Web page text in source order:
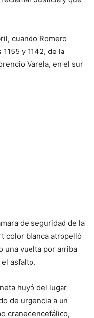
cuando Romero
y 1142, de la
Varela, en el sur
de seguridad de la
color blanca atropelló
una vuelta por arriba
asfalto.
huyó del lugar
de urgencia a un
craneoencefálico,